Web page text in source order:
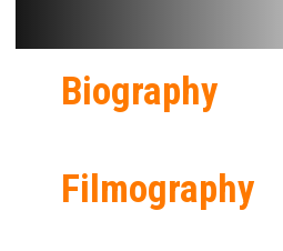
Biography
Filmography